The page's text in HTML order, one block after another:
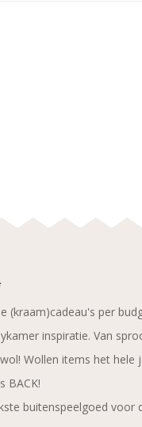
(kraam)cadeau's per
inspiratie. Van
Wollen items het
BACK!
buitenspeelgoed voor